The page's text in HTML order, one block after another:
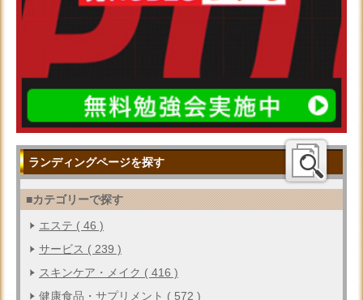
ランディングページを探す
■カテゴリーで探す
エステ ( 46 )
サービス ( 239 )
スキンケア・メイク ( 416 )
健康食品・サプリメント ( 572 )